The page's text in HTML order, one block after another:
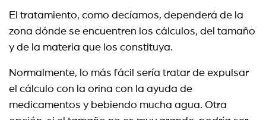
El tratamiento, como decíamos, dependerá de la
zona dónde se encuentren los cálculos, del tamaño
y de la materia que los constituya.
Normalmente, lo más fácil sería tratar de expulsar
el cálculo con la orina con la ayuda de
medicamentos y bebiendo mucha agua. Otra